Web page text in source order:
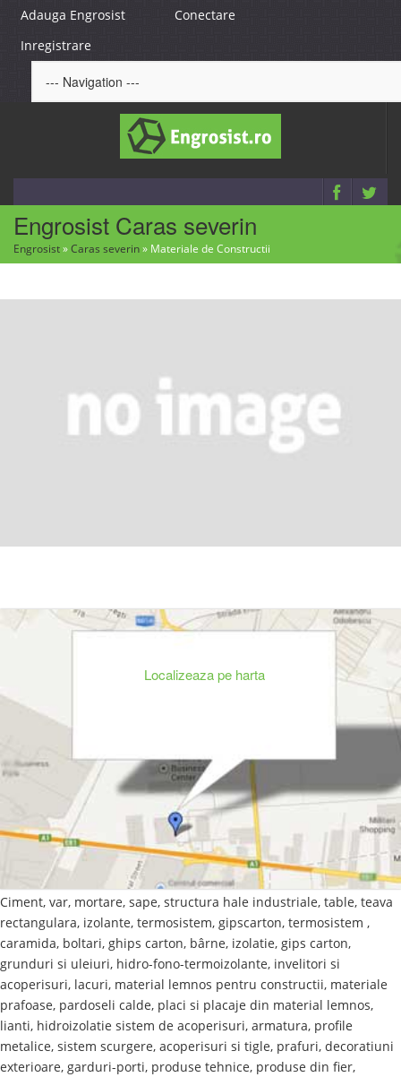
Adauga Engrosist
Conectare
Inregistrare
Engrosist Caras severin
Engrosist»Caras severin» Materiale de Constructii
Localizeaza pe harta
Ciment, var, mortare, sape, structura hale industriale, table, teava
rectangulara, izolante, termosistem, gipscarton, termosistem ,
caramida, boltari, ghips carton, bârne, izolatie, gips carton,
grunduri si uleiuri, hidro-fono-termoizolante, invelitori si
acoperisuri, lacuri, material lemnos pentru constructii, materiale
prafoase, pardoseli calde, placi si placaje din material lemnos,
lianti, hidroizolatie sistem de acoperisuri, armatura, profile
metalice, sistem scurgere, acoperisuri si tigle, prafuri, decoratiuni
exterioare, garduri-porti, produse tehnice, produse din fier,